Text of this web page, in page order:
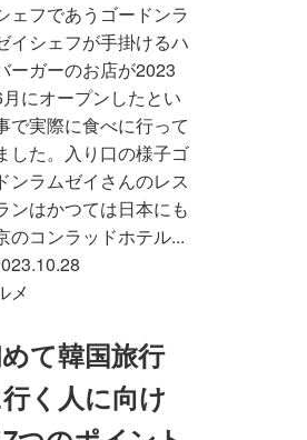
ェフであうゴードンラ
イシェフが手掛けるハ
ーガーのお店が2023
にオープンしたとい
で実際に食べに行って
した。入り口の様子ゴ
ンラムゼイさんのレス
ンはかつては日本にも
のコンラッドホテル...
メ
て韓国旅行
く人に向け